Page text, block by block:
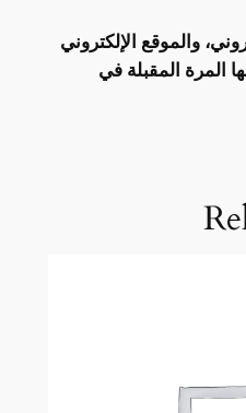
والموقع الإلكتروني
المرة المقبلة في